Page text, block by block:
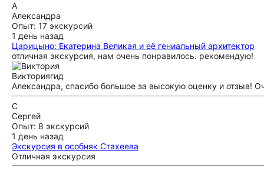
А
Александра
Опыт: 17 экскурсий
1 день назад
Царицыно: Екатерина Великая и её гениальный архитектор
отличная экскурсия, нам очень понравилось. рекомендую!
Викториягид
Александра, спасибо большое за высокую оценку и отзыв!
С
Сергей
Опыт: 8 экскурсий
1 день назад
Экскурсия в особняк Стахеева
Отличная экскурсия